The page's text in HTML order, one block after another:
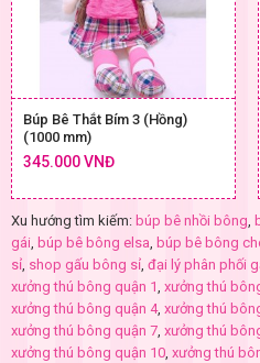
Búp Bê Thắt Bím 3 (Hồng)
(1000 mm)
345.000 VNĐ
Xu hướng tìm kiếm: búp bê nhồi bông,
gái, búp bê bông elsa, búp bê bông
sỉ, shop gấu bông sỉ, đại lý phân phối
xưởng thú bông quận 1, xưởng thú
xưởng thú bông quận 4, xưởng thú
xưởng thú bông quận 7, xưởng thú
xưởng thú bông quận 10, xưởng thú